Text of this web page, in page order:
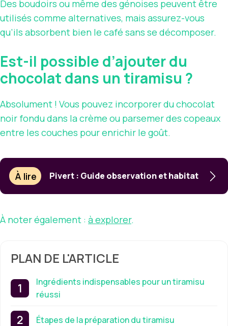
Des boudoirs ou même des génoises peuvent être
utilisés comme alternatives, mais assurez-vous
qu’ils absorbent bien le café sans se décomposer.
Est-il possible d’ajouter du
chocolat dans un tiramisu ?
Absolument ! Vous pouvez incorporer du chocolat
noir fondu dans la crème ou parsemer des copeaux
entre les couches pour enrichir le goût.
À lire Pivert : Guide observation et habitat
À noter également : à explorer.
PLAN DE L'ARTICLE
Ingrédients indispensables pour un tiramisu
réussi
Étapes de la préparation du tiramisu